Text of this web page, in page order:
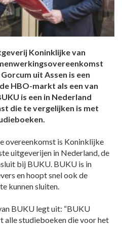
Koninklijke van
uit Assen is een
HBO-markt als een van
is een in Nederland
die te vergelijken is met
overeenkomst is Koninklijke
uitgeverijen in Nederland, de
bij BUKU. BUKU is in
en hoopt snel ook de
kunnen sluiten.
BUKU legt uit: “BUKU
alle studieboeken die voor het